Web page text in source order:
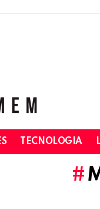
TECNOLOGIA